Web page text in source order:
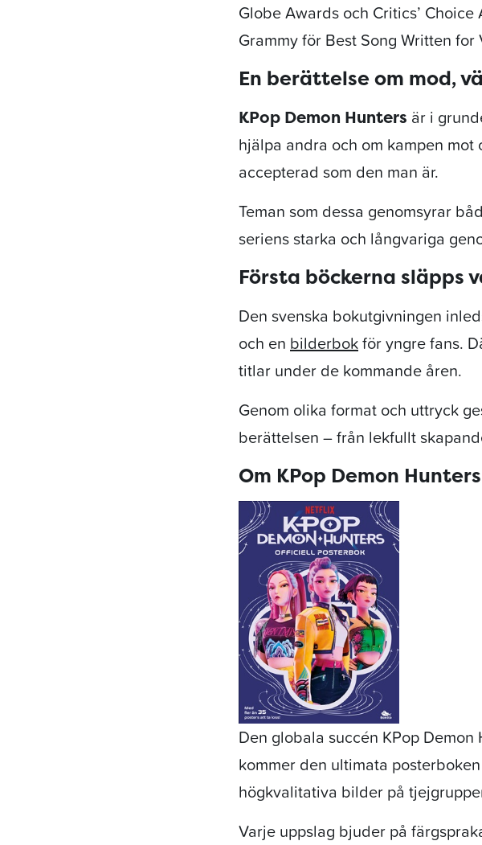
Globe Awards och Critics’
Grammy för Best Song Written for
En berättelse om mod,
KPop Demon Hunters är i
hjälpa andra och om kampen
accepterad som den man är.
Teman som dessa genomsyrar
seriens starka och långvariga
Första böckerna släpps
Den svenska bokutgivningen
och en bilderbokför yngre fans.
titlar under de kommande åren.
Genom olika format och uttryck
berättelsen – från lekfullt
Om KPop Demon
Den globala succén KPop
kommer den ultimata
högkvalitativa bilder på
Varje uppslag bjuder på